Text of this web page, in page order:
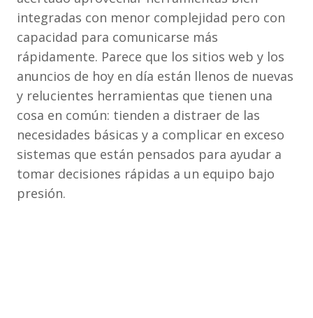
integradas con menor complejidad pero con
capacidad para comunicarse más
rápidamente. Parece que los sitios web y los
anuncios de hoy en día están llenos de nuevas
y relucientes herramientas que tienen una
cosa en común: tienden a distraer de las
necesidades básicas y a complicar en exceso
sistemas que están pensados para ayudar a
tomar decisiones rápidas a un equipo bajo
presión.